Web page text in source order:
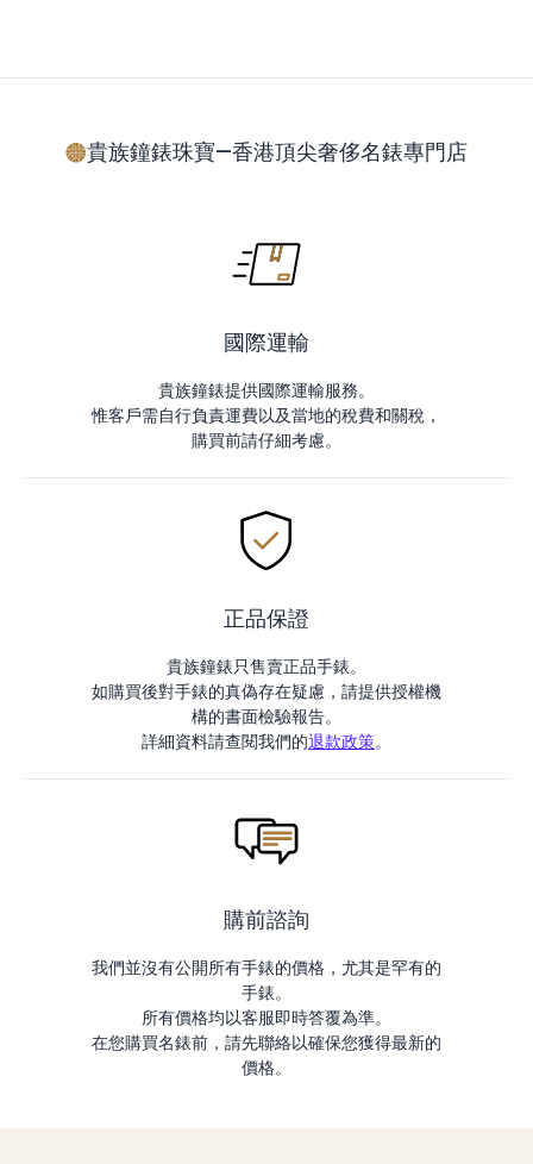
貴族鐘錶珠寶—香港頂尖奢侈名錶專門店
國際運輸
貴族鐘錶提供國際運輸服務。
惟客戶需自行負責運費以及當地的稅費和關稅，
購買前請仔細考慮。
正品保證
貴族鐘錶只售賣正品手錶。
如購買後對手錶的真偽存在疑慮，請提供授權機
構的書面檢驗報告。
詳細資料請查閱我們的退款政策。
購前諮詢
我們並沒有公開所有手錶的價格，尤其是罕有的
手錶。
所有價格均以客服即時答覆為準。
在您購買名錶前，請先聯絡以確保您獲得最新的
價格。